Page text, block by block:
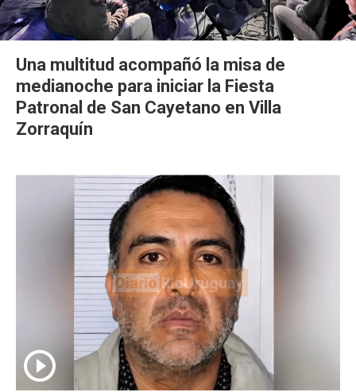
Una multitud acompañó la misa de
medianoche para iniciar la Fiesta
Patronal de San Cayetano en Villa
Zorraquín